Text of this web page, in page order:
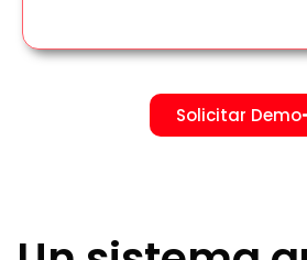
Solicitar Demo